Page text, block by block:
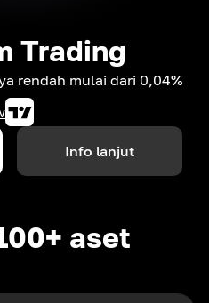
Trading
rendah mulai dari 0,04%
Info lanjut
aset